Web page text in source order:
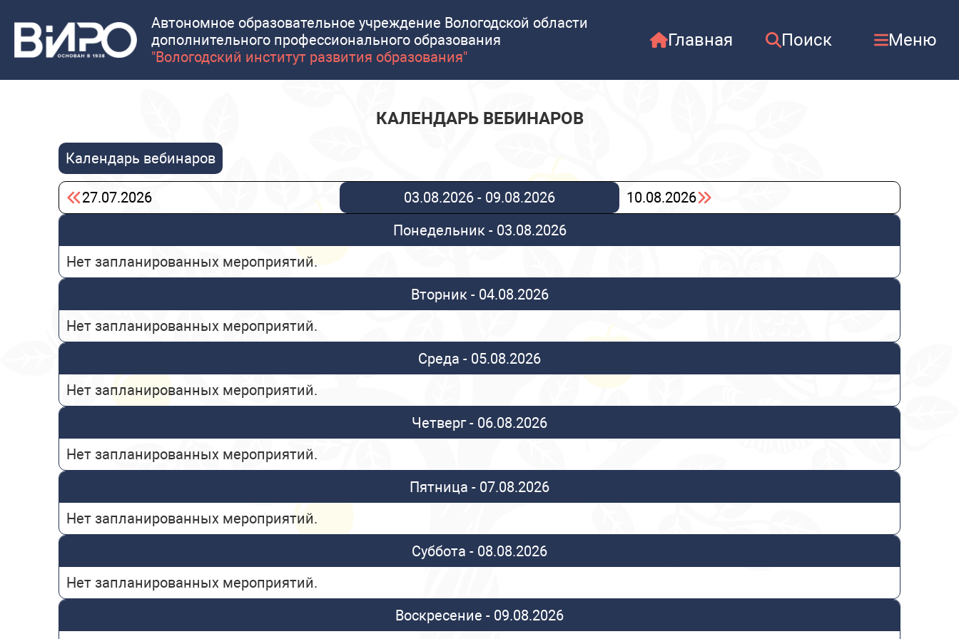
Автономное образовательное учреждение Вологодской области
дополнительного профессионального образования
"Вологодский институт развития образования"
Главная Поиск Меню
КАЛЕНДАРЬ ВЕБИНАРОВ
Календарь вебинаров
27.07.2026 03.08.2026 - 09.08.2026
10.08.2026
Понедельник - 03.08.2026
Нет запланированных мероприятий.
Вторник - 04.08.2026
Нет запланированных мероприятий.
Среда - 05.08.2026
Нет запланированных мероприятий.
Четверг - 06.08.2026
Нет запланированных мероприятий.
Пятница - 07.08.2026
Нет запланированных мероприятий.
Суббота - 08.08.2026
Нет запланированных мероприятий.
Воскресение - 09.08.2026